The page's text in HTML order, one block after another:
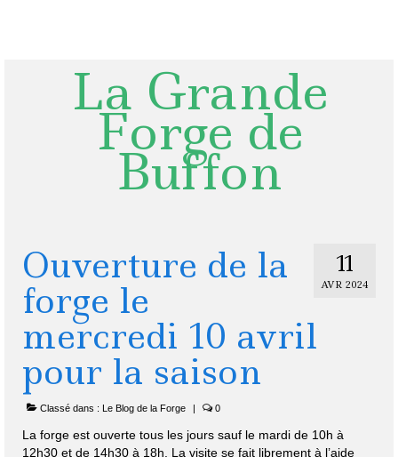
La Grande
Forge de
Buffon
11
AVR 2024
Ouverture de la
forge le
mercredi 10 avril
pour la saison
Classé dans : Le Blog de la Forge | 0
La forge est ouverte tous les jours sauf le mardi de 10h à
12h30 et de 14h30 à 18h. La visite se fait librement à l’aide